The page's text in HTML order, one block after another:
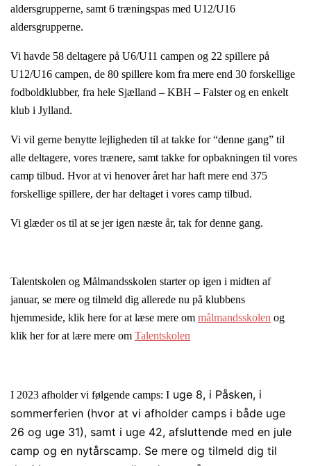
aldersgrupperne, samt 6 træningspas med U12/U16
aldersgrupperne.
Vi havde 58 deltagere på U6/U11 campen og 22 spillere på
U12/U16 campen, de 80 spillere kom fra mere end 30 forskellige
fodboldklubber, fra hele Sjælland – KBH – Falster og en enkelt
klub i Jylland.
Vi vil gerne benytte lejligheden til at takke for “denne gang” til
alle deltagere, vores trænere, samt takke for opbakningen til vores
camp tilbud. Hvor at vi henover året har haft mere end 375
forskellige spillere, der har deltaget i vores camp tilbud.
Vi glæder os til at se jer igen næste år, tak for denne gang.
Talentskolen og Målmandsskolen starter op igen i midten af
januar, se mere og tilmeld dig allerede nu på klubbens
hjemmeside, klik here for at læse mere om målmandsskolen og
klik her for at lære mere om Talentskolen
I 2023 afholder vi følgende camps: I uge 8, i Påsken, i
sommerferien (hvor at vi afholder camps i både uge
26 og uge 31), samt i uge 42, afsluttende med en jule
camp og en nytårscamp. Se mere og tilmeld dig til